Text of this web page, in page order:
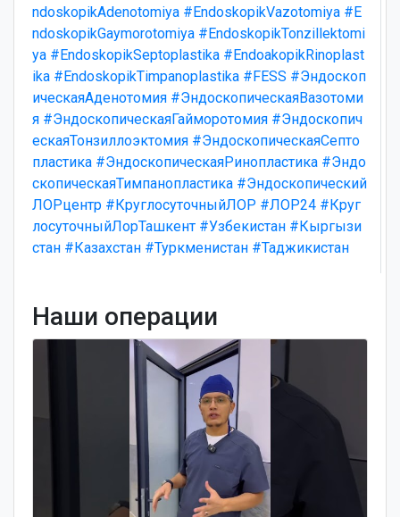
ndoskopikAdenotomiya #EndoskopikVazotomiya #E
ndoskopikGaymorotomiya #EndoskopikTonzillektomi
ya #EndoskopikSeptoplastika #EndoakopikRinoplast
ika #EndoskopikTimpanoplastika #FESS #Эндоскоп
ическаяАденотомия #ЭндоскопическаяВазотоми
я #ЭндоскопическаяГайморотомия #Эндоскопич
ескаяТонзиллоэктомия #ЭндоскопическаяСепто
пластика #ЭндоскопическаяРинопластика #Эндо
скопическаяТимпанопластика #Эндоскопический
ЛОРцентр #КруглосуточныйЛОР #ЛОР24 #Круг
лосуточныйЛорТашкент #Узбекистан #Кыргызи
стан #Казахстан #Туркменистан #Таджикистан
Наши операции